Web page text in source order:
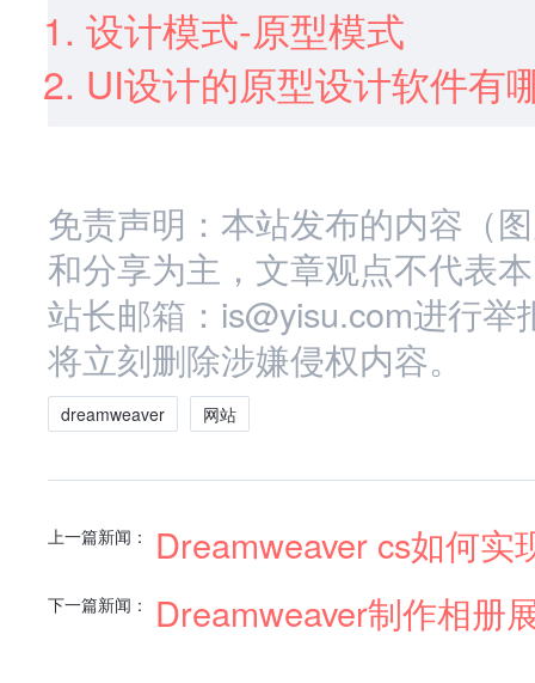
设计模式-原型模式
UI设计的原型设计软件有
免责声明：本站发布的内容（
和分享为主，文章观点不代表
站长邮箱：is@yisu.com进行
将立刻删除涉嫌侵权内容。
dreamweaver 网站
上一篇新闻： Dreamweaver cs如何实
下一篇新闻： Dreamweaver制作相册